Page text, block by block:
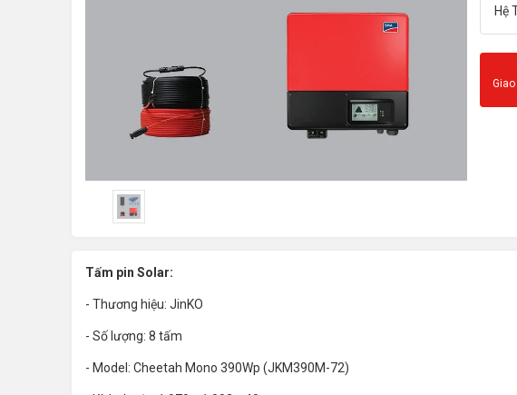
Tấm pin Solar:
- Thương hiệu: JinKO
- Số lượng: 8 tấm
- Model: Cheetah Mono 390Wp (JKM390M-72)